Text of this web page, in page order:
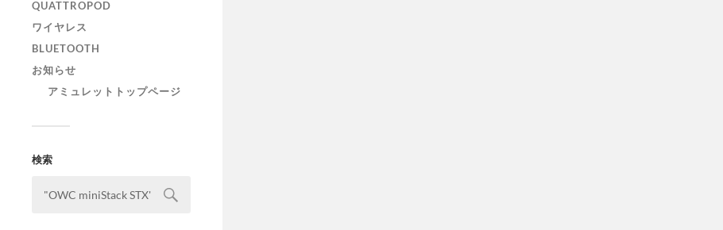
QUATTROPOD
ワイヤレス
BLUETOOTH
お知らせ
アミュレットトップページ
検索